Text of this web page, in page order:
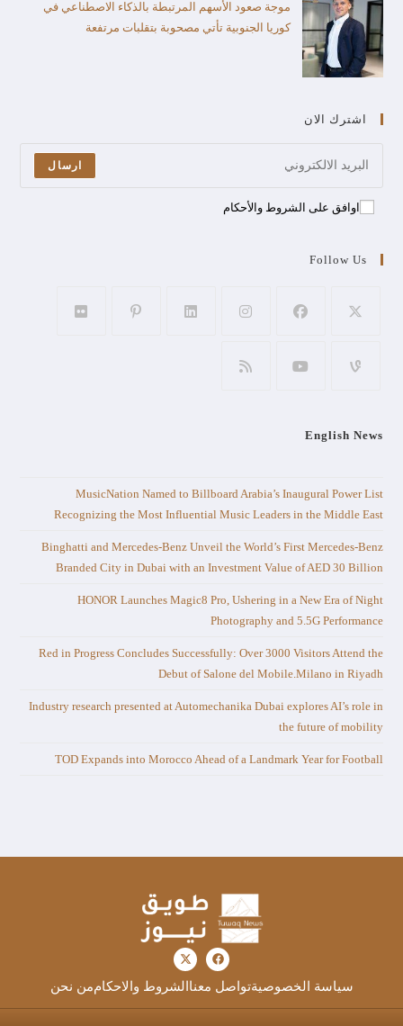
موجة صعود الأسهم المرتبطة بالذكاء الاصطناعي في
كوريا الجنوبية تأتي مصحوبة بتقلبات مرتفعة
اشترك الان
ارسال
اوافق على الشروط والأحكام
Follow Us
English News
MusicNation Named to Billboard Arabia’s Inaugural Power List
Recognizing the Most Influential Music Leaders in the Middle East
Binghatti and Mercedes-Benz Unveil the World’s First Mercedes-Benz
Branded City in Dubai with an Investment Value of AED 30 Billion
HONOR Launches Magic8 Pro, Ushering in a New Era of Night
Photography and 5.5G Performance
Red in Progress Concludes Successfully: Over 3000 Visitors Attend the
Debut of Salone del Mobile.Milano in Riyadh
Industry research presented at Automechanika Dubai explores AI’s role in
the future of mobility
TOD Expands into Morocco Ahead of a Landmark Year for Football
سياسة الخصوصيةتواصل معنا الشروط والاحكاممن نحن